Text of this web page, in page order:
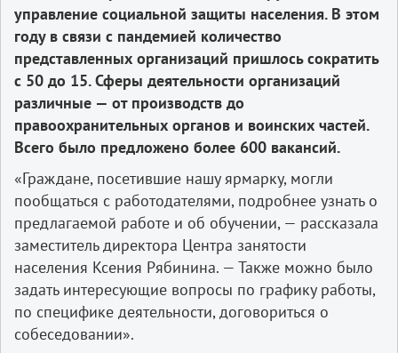
управление социальной защиты населения. В этом
году в связи с пандемией количество
представленных организаций пришлось сократить
с 50 до 15. Сферы деятельности организаций
различные — от производств до
правоохранительных органов и воинских частей.
Всего было предложено более 600 вакансий.
«Граждане, посетившие нашу ярмарку, могли
пообщаться с работодателями, подробнее узнать о
предлагаемой работе и об обучении, — рассказала
заместитель директора Центра занятости
населения Ксения Рябинина. — Также можно было
задать интересующие вопросы по графику работы,
по специфике деятельности, договориться о
собеседовании».